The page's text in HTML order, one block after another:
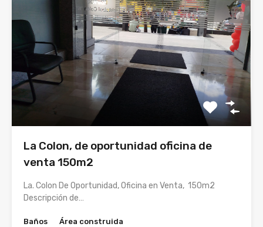
La Colon, de oportunidad oficina de
venta 150m2
La. Colon De Oportunidad, Oficina en Venta, 150m2
Descripción de…
Baños
Área construida